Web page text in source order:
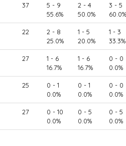
37
5 - 9
55.6%
2 - 4
50.0%
3 - 5
60.0%
22
2 - 8
25.0%
1 - 5
20.0%
1 - 3
33.3%
27
1 - 6
16.7%
1 - 6
16.7%
0 - 0
0.0%
25
0 - 1
0.0%
0 - 1
0.0%
0 - 0
0.0%
27
0 - 10
0.0%
0 - 5
0.0%
0 - 5
0.0%